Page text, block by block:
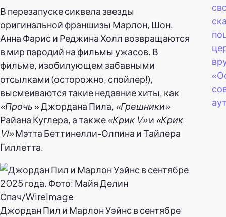
В перезапуске сиквела звезды
оригинальной франшизы Марлон, Шон,
Анна Фарис и Реджина Холл возвращаются
в мир пародий на фильмы ужасов. В
фильме, изобилующем забавными
отсылками (осторожно, спойлер!),
высмеиваются такие недавние хиты, как
«Прочь» Джордана Пила, «Грешники»
Райана Куглера, а также «Крик V»и «Крик
VI»Мэтта Беттинелли-Олпина и Тайлера
Гиллетта.
Джордан Пил и Марлон Уэйнс в сентябре